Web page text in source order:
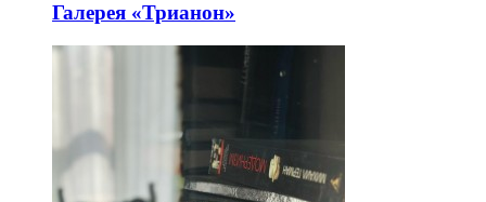
Галерея «Трианон»